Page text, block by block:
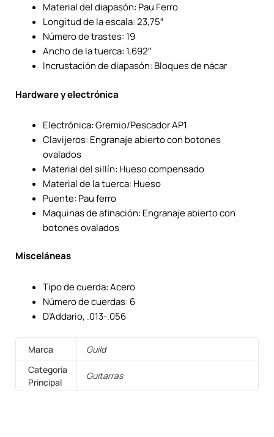
Material del diapasón: Pau Ferro
Longitud de la escala: 23,75″
Número de trastes: 19
Ancho de la tuerca: 1,692″
Incrustación de diapasón: Bloques de nácar
Hardware y electrónica
Electrónica: Gremio/Pescador AP1
Clavijeros: Engranaje abierto con botones
ovalados
Material del sillín: Hueso compensado
Material de la tuerca: Hueso
Puente: Pau ferro
Maquinas de afinación: Engranaje abierto con
botones ovalados
Misceláneas
Tipo de cuerda: Acero
Número de cuerdas: 6
D’Addario, .013-.056
Marca
Guild
Categoría
Principal
Guitarras